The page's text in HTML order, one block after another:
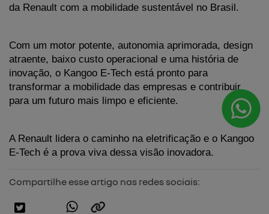
da Renault com a mobilidade sustentável no Brasil.
Com um motor potente, autonomia aprimorada, design
atraente, baixo custo operacional e uma história de
inovação, o Kangoo E-Tech está pronto para
transformar a mobilidade das empresas e contribuir
para um futuro mais limpo e eficiente.
A Renault lidera o caminho na eletrificação e o Kangoo
E-Tech é a prova viva dessa visão inovadora.
Compartilhe esse artigo nas redes sociais: